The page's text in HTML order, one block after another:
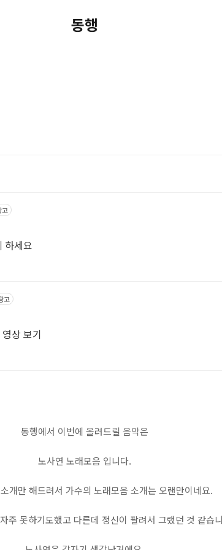
동행
고
하세요
고
상 보기
동행에서 이번에 올려드릴 음악은
노사연 노래모음 입니다.
개만 해드려서 가수의 노래모음 소개는 오랜만이네요.
주 못하기도했고 다른데 정신이 팔려서 그랬던 것 같습